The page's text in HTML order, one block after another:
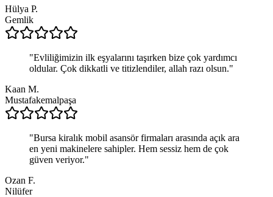
Hülya P.
Gemlik
"Evliliğimizin ilk eşyalarını taşırken bize çok yardımcı
oldular. Çok dikkatli ve titizlendiler, allah razı olsun."
Kaan M.
Mustafakemalpaşa
"Bursa kiralık mobil asansör firmaları arasında açık ara
en yeni makinelere sahipler. Hem sessiz hem de çok
güven veriyor."
Ozan F.
Nilüfer